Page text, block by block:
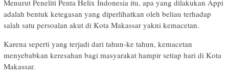
Menurut Peneliti Penta Helix Indonesia itu, apa yang dilakukan Appi
adalah bentuk ketegasan yang diperlihatkan oleh beliau terhadap
salah satu persoalan akut di Kota Makassar yakni kemacetan.
Karena seperti yang terjadi dari tahun-ke tahun, kemacetan
menyebabkan keresahan bagi masyarakat hampir setiap hari di Kota
Makassar.